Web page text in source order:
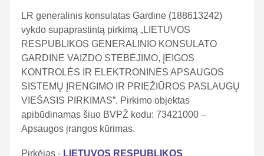
LR generalinis konsulatas Gardine (188613242)
vykdo supaprastintą pirkimą „LIETUVOS
RESPUBLIKOS GENERALINIO KONSULATO
GARDINE VAIZDO STEBĖJIMO, ĮEIGOS
KONTROLĖS IR ELEKTRONINĖS APSAUGOS
SISTEMŲ ĮRENGIMO IR PRIEŽIŪROS PASLAUGŲ
VIEŠASIS PIRKIMAS”. Pirkimo objektas
apibūdinamas šiuo BVPŽ kodu: 73421000 –
Apsaugos įrangos kūrimas.
Pirkėjas - LIETUVOS RESPUBLIKOS